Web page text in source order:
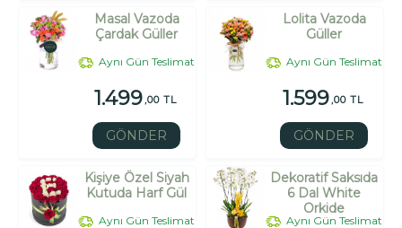
Masal Vazoda
Çardak Güller
Aynı Gün Teslimat
1.499,00 TL
GÖNDER
Lolita Vazoda
Güller
Aynı Gün Teslimat
1.599,00 TL
GÖNDER
Kişiye Özel Siyah
Kutuda Harf Gül
Aynı Gün Teslimat
Dekoratif Saksıda
6 Dal White
Orkide
Aynı Gün Teslimat